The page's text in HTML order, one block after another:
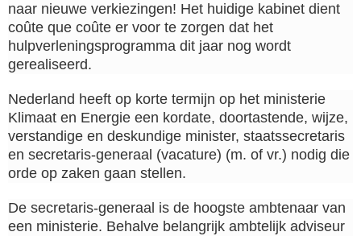
naar nieuwe verkiezingen! Het huidige kabinet dient
coûte que coûte er voor te zorgen dat het
hulpverleningsprogramma dit jaar nog wordt
gerealiseerd.
Nederland heeft op korte termijn op het ministerie
Klimaat en Energie een kordate, doortastende, wijze,
verstandige en deskundige minister, staatssecretaris
en secretaris-generaal (vacature) (m. of vr.) nodig die
orde op zaken gaan stellen.
De secretaris-generaal is de hoogste ambtenaar van
een ministerie. Behalve belangrijk ambtelijk adviseur